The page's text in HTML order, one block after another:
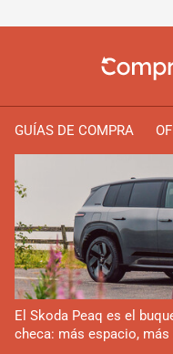
GUÍAS DE COMPRA
El Skoda Peaq es el
checa: más espacio,